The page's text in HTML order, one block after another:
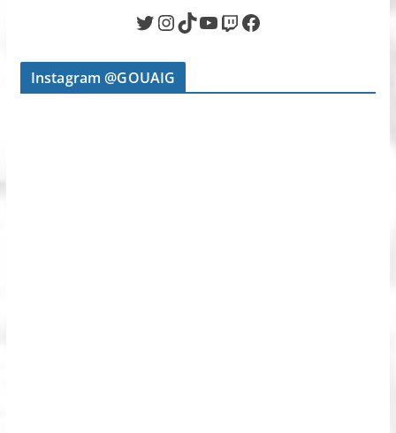
Twitter InstagramTikTok YouTube Twitch Facebook
Instagram @GOUAIG